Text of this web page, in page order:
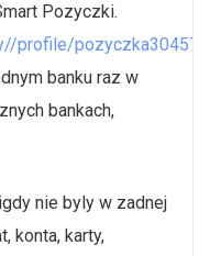
Pozyczki.
profile/
banku raz w
bankach,
nie byly w zadnej
konta, karty,